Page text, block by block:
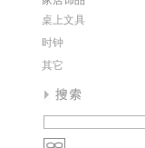
桌上文具
时钟
其它